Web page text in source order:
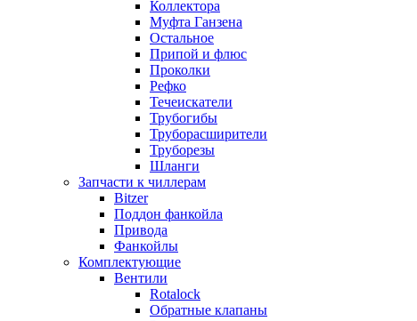
Коллектора
Муфта Ганзена
Остальное
Припой и флюс
Проколки
Рефко
Течеискатели
Трубогибы
Труборасширители
Труборезы
Шланги
Запчасти к чиллерам
Bitzer
Поддон фанкойла
Привода
Фанкойлы
Комплектующие
Вентили
Rotalock
Обратные клапаны